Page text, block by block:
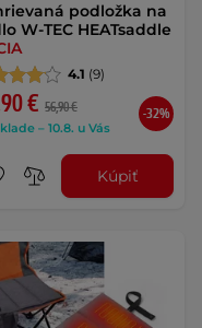
podložka na
W-TEC HEATsaddle
4.1 (9)
€ 56,90 €
– 10.8. u Vás
-32%
Kúpiť